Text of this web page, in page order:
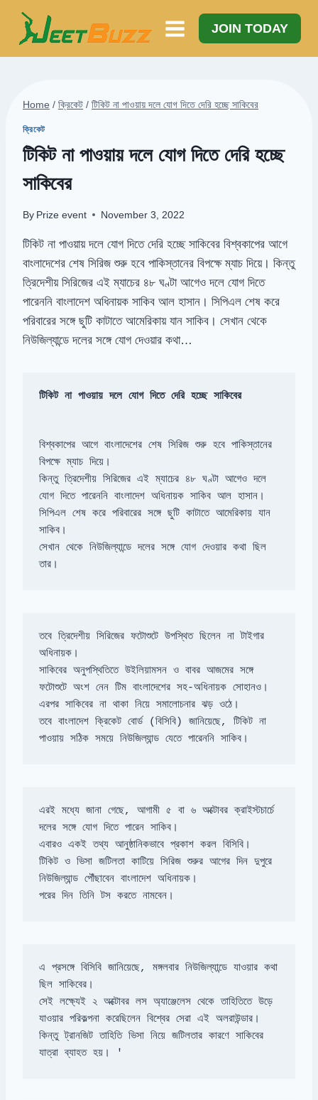
Skip
content
JOIN TODAY
Home / ক্রিকেট / টিকিট না পাওয়ায় দলে যোগ দিতে দেরি হচ্ছে সাকিবের
ক্রিকেট
টিকিট না পাওয়ায় দলে যোগ দিতে দেরি হচ্ছে
সাকিবের
By Prize event November 3, 2022
টিকিট না পাওয়ায় দলে যোগ দিতে দেরি হচ্ছে সাকিবের বিশ্বকাপের আগে
বাংলাদেশের শেষ সিরিজ শুরু হবে পাকিস্তানের বিপক্ষে ম্যাচ দিয়ে। কিন্তু
ত্রিদেশীয় সিরিজের এই ম্যাচের ৪৮ ঘণ্টা আগেও দলে যোগ দিতে
পারেননি বাংলাদেশ অধিনায়ক সাকিব আল হাসান। সিপিএল শেষ করে
পরিবারের সঙ্গে ছুটি কাটাতে আমেরিকায় যান সাকিব। সেখান থেকে
নিউজিল্যান্ডে দলের সঙ্গে যোগ দেওয়ার কথা…
টিকিট না পাওয়ায় দলে যোগ দিতে দেরি হচ্ছে সাকিবের
বিশ্বকাপের আগে বাংলাদেশের শেষ সিরিজ শুরু হবে পাকিস্তানের
কিন্তু ত্রিদেশীয় সিরিজের এই ম্যাচের ৪৮ ঘণ্টা আগেও দলে
সিপিএল শেষ করে পরিবারের সঙ্গে ছুটি কাটাতে আমেরিকায় যান
সেখান থেকে নিউজিল্যান্ডে দলের সঙ্গে যোগ দেওয়ার কথা ছিল
তার।
তবে ত্রিদেশীয় সিরিজের ফটোশুটে উপস্থিত ছিলেন না টাইগার
সাকিবের অনুপস্থিতিতে উইলিয়ামসন ও বাবর আজমের সঙ্গে
তবে বাংলাদেশ ক্রিকেট বোর্ড (বিসিবি) জানিয়েছে, টিকিট না
পাওয়ায় সঠিক সময়ে নিউজিল্যান্ড যেতে পারেননি সাকিব।
এরই মধ্যে জানা গেছে, আগামী ৫ বা ৬ অক্টোবর ক্রাইস্টচার্চে
টিকিট ও ভিসা জটিলতা কাটিয়ে সিরিজ শুরুর আগের দিন দুপুরে
নিউজিল্যান্ড পৌঁছাবেন বাংলাদেশ অধিনায়ক।
পরের দিন তিনি টস করতে নামবেন।
এ প্রসঙ্গে বিসিবি জানিয়েছে, মঙ্গলবার নিউজিল্যান্ডে যাওয়ার কথা
সেই লক্ষ্যেই ২ অক্টোবর লস অ্যাঞ্জেলেস থেকে তাহিতিতে উড়ে
কিন্তু ট্রানজিট তাহিতি ভিসা নিয়ে জটিলতার কারণে সাকিবের
যাত্রা ব্যাহত হয়। '